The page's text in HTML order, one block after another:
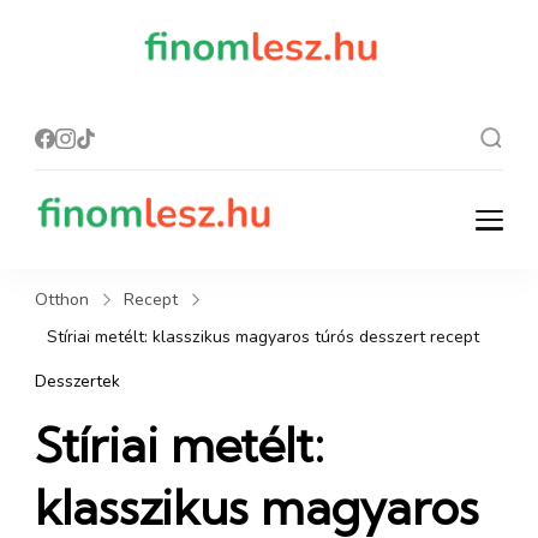
finomlesz.hu
Recept, ami finom lesz.
Otthon
Recept
Stíriai metélt: klasszikus magyaros túrós desszert recept
Desszertek
Stíriai metélt:
klasszikus magyaros